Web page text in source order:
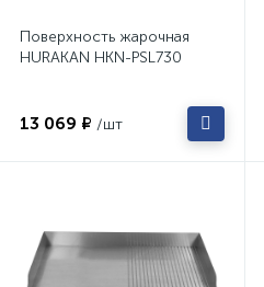
Поверхность жарочная
HURAKAN HKN-PSL730
13 069 ₽ /шт